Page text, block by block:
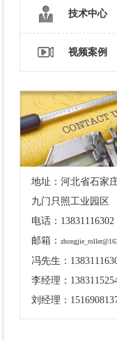
技术中心
视频案例
地址：河北省石家
九门只照工业园区
电话：13831116302
邮箱：
冯先生：
李经理：
刘经理：